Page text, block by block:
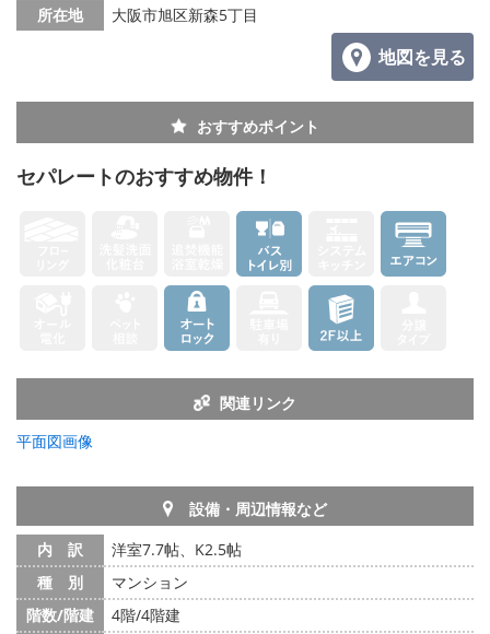
所在地
大阪市旭区新森5丁目
地図を見る
おすすめポイント
セパレートのおすすめ物件！
関連リンク
平面図画像
設備・周辺情報など
内 訳
洋室7.7帖、K2.5帖
種 別
マンション
階数/階建
4階/4階建